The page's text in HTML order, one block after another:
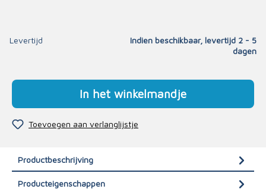
Levertijd
Indien beschikbaar, levertijd 2 - 5
dagen
In het winkelmandje
Toevoegen aan verlanglijstje
Productbeschrijving
Producteigenschappen